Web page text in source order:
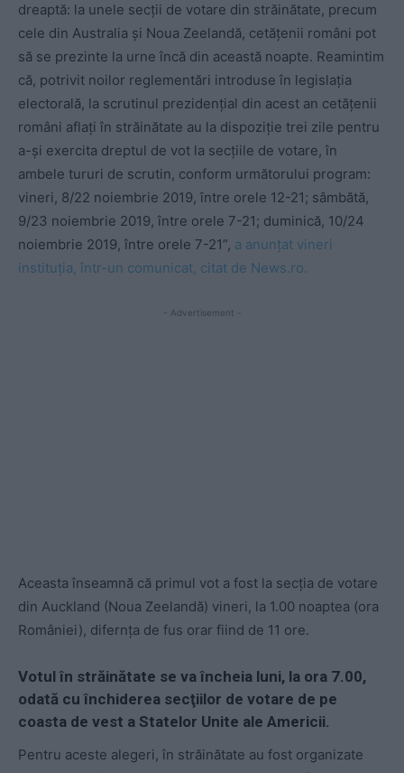
dreaptă: la unele secţii de votare din străinătate, precum
cele din Australia şi Noua Zeelandă, cetăţenii români pot
să se prezinte la urne încă din această noapte. Reamintim
că, potrivit noilor reglementări introduse în legislaţia
electorală, la scrutinul prezidenţial din acest an cetăţenii
români aflaţi în străinătate au la dispoziţie trei zile pentru
a-şi exercita dreptul de vot la secţiile de votare, în
ambele tururi de scrutin, conform următorului program:
vineri, 8/22 noiembrie 2019, între orele 12-21; sâmbătă,
9/23 noiembrie 2019, între orele 7-21; duminică, 10/24
noiembrie 2019, între orele 7-21”, a anunţat vineri
instituţia, într-un comunicat, citat de News.ro.
- Advertisement -
Aceasta înseamnă că primul vot a fost la secţia de votare
din Auckland (Noua Zeelandă) vineri, la 1.00 noaptea (ora
României), difernța de fus orar fiind de 11 ore.
Votul în străinătate se va încheia luni, la ora 7.00,
odată cu închiderea secţiilor de votare de pe
coasta de vest a Statelor Unite ale Americii.
Pentru aceste alegeri, în străinătate au fost organizate